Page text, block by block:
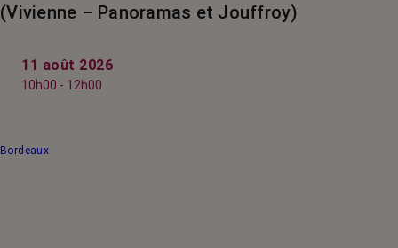
(Vivienne – Panoramas et Jouffroy)
11 août 2026
10h00 - 12h00
Bordeaux